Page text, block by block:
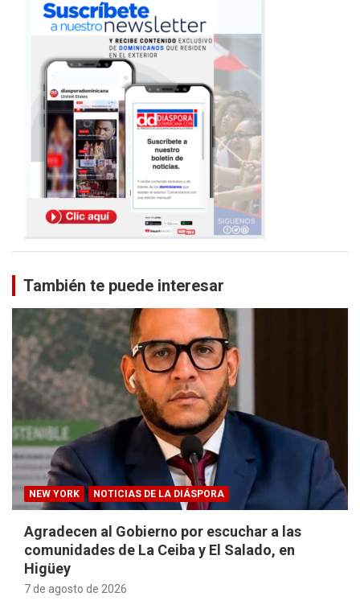
También te puede interesar
NEW YORK NOTICIAS DE LA DIÁSPORA
Agradecen al Gobierno por escuchar a las
comunidades de La Ceiba y El Salado, en
Higüey
7 de agosto de 2026